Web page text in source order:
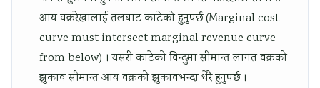
आय वक्ररेखालाई तलबाट काटेको हुनुपर्छ (Marginal cost
curve must intersect marginal revenue curve
from below) । यसरी काटेको विन्दुमा सीमान्त लागत वक्रको
झुकाव सीमान्त आय वक्रको झुकावभन्दा धेरै हुनुपर्छ ।